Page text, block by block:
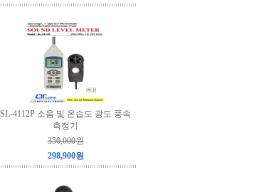
SL-4112P 소음 및 온습도 광도 풍속
측정기
350,000원
298,900원